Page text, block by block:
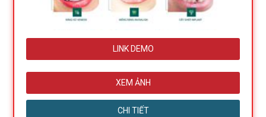
LINK DEMO
XEM ẢNH
CHI TIẾT